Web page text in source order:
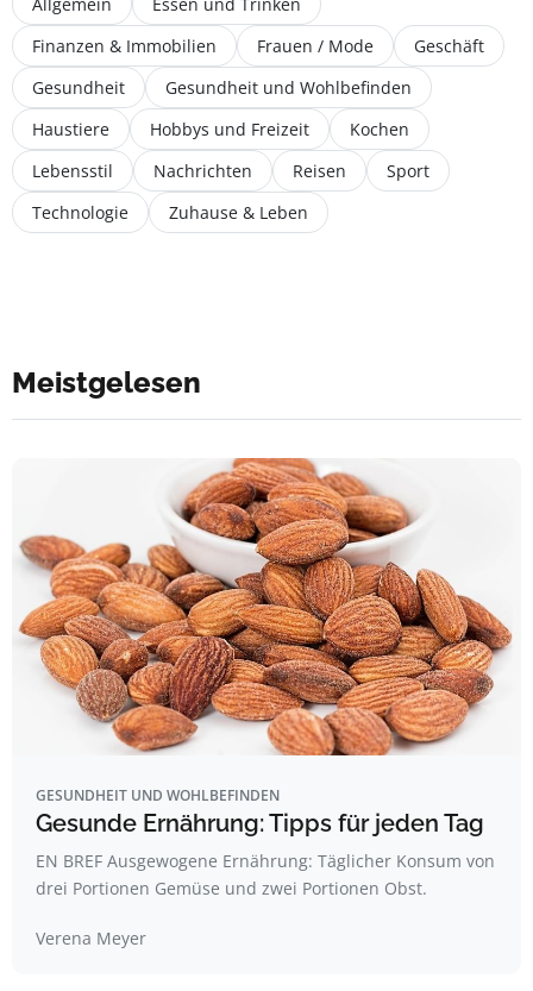
Finanzen & Immobilien
Frauen / Mode
Geschäft
Gesundheit
Gesundheit und Wohlbefinden
Haustiere
Hobbys und Freizeit
Kochen
Lebensstil
Nachrichten Reisen
Sport
Technologie
Zuhause & Leben
Meistgelesen
GESUNDHEIT UND WOHLBEFINDEN
Gesunde Ernährung: Tipps für jeden Tag
EN BREF Ausgewogene Ernährung: Täglicher Konsum von
drei Portionen Gemüse und zwei Portionen Obst.
Verena Meyer